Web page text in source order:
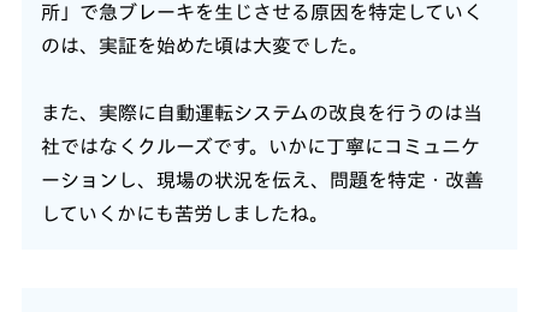
所」で急ブレーキを生じさせる原因を特定していく
のは、実証を始めた頃は大変でした。
また、実際に自動運転システムの改良を行うのは当
社ではなくクルーズです。いかに丁寧にコミュニケ
ーションし、現場の状況を伝え、問題を特定・改善
していくかにも苦労しましたね。